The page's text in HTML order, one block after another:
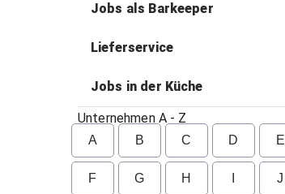
Jobs als Barkeeper
Lieferservice
Jobs in der Küche
Unternehmen A - Z
A B C D E
F G H J